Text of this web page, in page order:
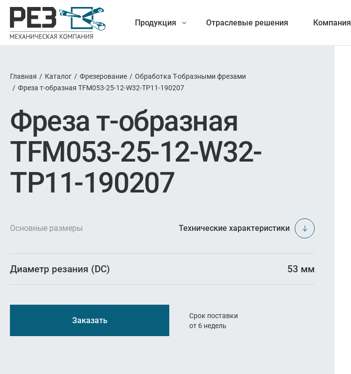
Продукция
Наша
продукция
Новые разработки
Точение
Обработка отверстий
Оснастка
Отраслевые решения Компания
Главная / Каталог / Фрезерование / Обработка Т-образными фрезами
/ Фреза т-образная TFM053-25-12-W32-TP11-190207
Фреза т-образная
TFM053-25-12-W32-
TP11-190207
Основные размеры Технические характеристики
Диаметр резания (DC) 53 мм
Заказать
Срок поставки
от 6 недель